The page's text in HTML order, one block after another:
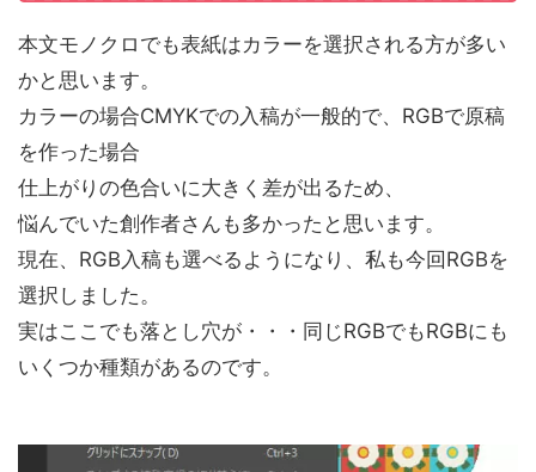
本文モノクロでも表紙はカラーを選択される方が多い
かと思います。
カラーの場合CMYKでの入稿が一般的で、RGBで原稿
を作った場合
仕上がりの色合いに大きく差が出るため、
悩んでいた創作者さんも多かったと思います。
現在、RGB入稿も選べるようになり、私も今回RGBを
選択しました。
実はここでも落とし穴が・・・同じRGBでもRGBにも
いくつか種類があるのです。